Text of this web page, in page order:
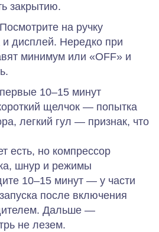
закрытию.
Посмотрите на ручку
и дисплей. Нередко при
минимум или «OFF» и
10–15 минут
щелчок — попытка
легкий гул — признак, что
есть, но компрессор
шнур и режимы
10–15 минут — у части
после включения
Дальше —
не лезем.